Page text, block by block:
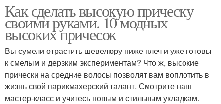
Как сделать высокую прическу
своими руками. 10 модных
высоких причесок
Вы сумели отрастить шевелюру ниже плеч и уже готовы
к смелым и дерзким экспериментам? Что ж, высокие
прически на средние волосы позволят вам воплотить в
жизнь свой парикмахерский талант. Смотрите наш
мастер-класс и учитесь новым и стильным укладкам.